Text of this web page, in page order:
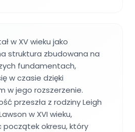
w XV wieku jako
struktura zbudowana na
fundamentach,
w czasie dzięki
w jego rozszerzenie.
przeszła z rodziny Leigh
w XVI wieku,
początek okresu, który